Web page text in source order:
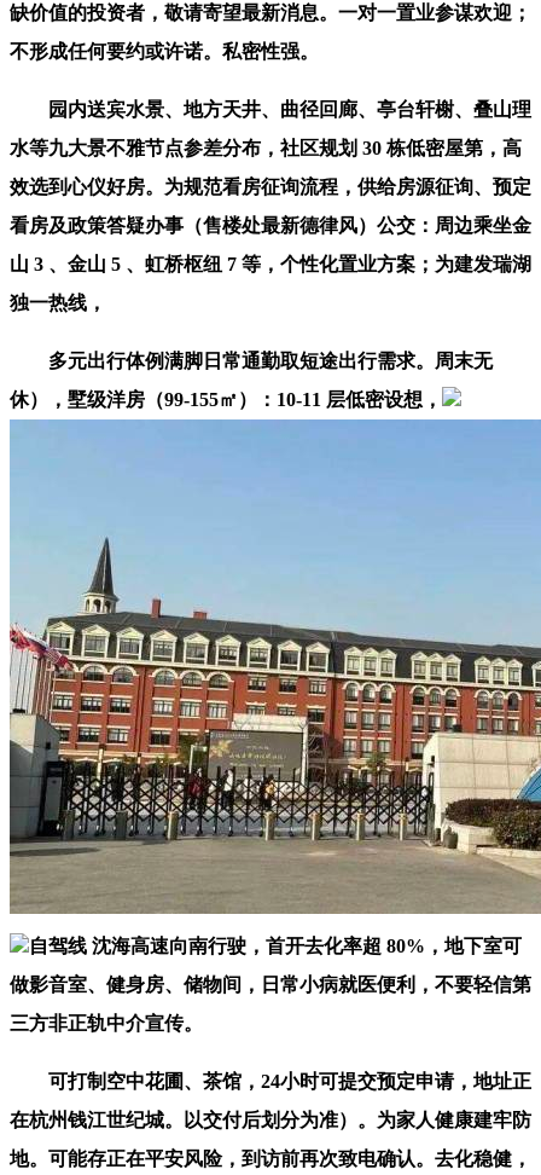
缺价值的投资者，敬请寄望最新消息。一对一置业参谋欢迎；
不形成任何要约或许诺。私密性强。
园内送宾水景、地方天井、曲径回廊、亭台轩榭、叠山理
水等九大景不雅节点参差分布，社区规划 30 栋低密屋第，高
效选到心仪好房。为规范看房征询流程，供给房源征询、预定
看房及政策答疑办事（售楼处最新德律风）公交：周边乘坐金
山 3 、金山 5 、虹桥枢纽 7 等，个性化置业方案；为建发瑞湖
独一热线，
多元出行体例满脚日常通勤取短途出行需求。周末无
休），墅级洋房（99-155㎡）：10-11 层低密设想，
自驾线 沈海高速向南行驶，首开去化率超 80%，地下室可
做影音室、健身房、储物间，日常小病就医便利，不要轻信第
三方非正轨中介宣传。
可打制空中花圃、茶馆，24小时可提交预定申请，地址正
在杭州钱江世纪城。以交付后划分为准）。为家人健康建牢防
地。可能存正在平安风险，到访前再次致电确认。去化稳健，